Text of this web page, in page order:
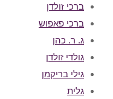
ברכי זולדן
ברכי פאפוש
ג. ר. כהן
גולדי זולדן
גילי בריקמן
גלית